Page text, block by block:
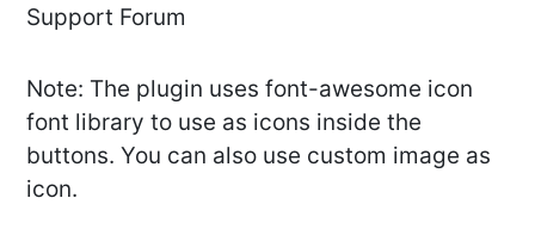
Support Forum
Note: The plugin uses font-awesome icon
font library to use as icons inside the
buttons. You can also use custom image as
icon.